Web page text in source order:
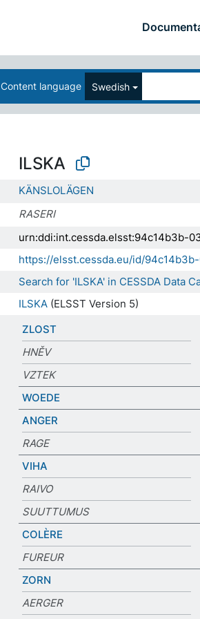
Content language Swedish
ILSKA
KÄNSLOLÄGEN
RASERI
urn:ddi:int.cessda.elsst:94c14b3b-
https://elsst.cessda.eu/id/
Search for 'ILSKA' in CESSDA Data
ILSKA (ELSST Version 5)
ZLOST
HNĚV
VZTEK
WOEDE
ANGER
RAGE
VIHA
RAIVO
SUUTTUMUS
COLÈRE
FUREUR
ZORN
AERGER